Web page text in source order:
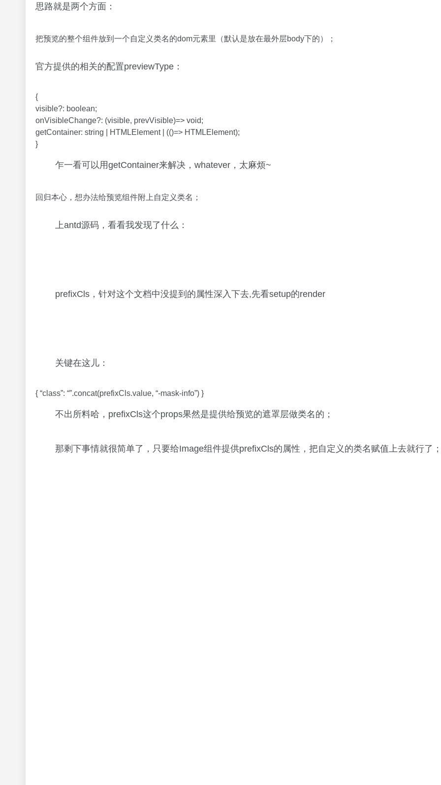
思路就是两个方面：
把预览的整个组件放到一个自定义类名的dom元素里（默认是放在最外层body下的）；
官方提供的相关的配置previewType：
{
visible?: boolean;
onVisibleChange?: (visible, prevVisible)=> void;
getContainer: string | HTMLElement | (()=> HTMLElement);
}
乍一看可以用getContainer来解决，whatever，太麻烦~
回归本心，想办法给预览组件附上自定义类名；
上antd源码，看看我发现了什么：
prefixCls，针对这个文档中没提到的属性深入下去,先看setup的render
关键在这儿：
{ “class”: “”.concat(prefixCls.value, “-mask-info”) }
不出所料哈，prefixCls这个props果然是提供给预览的遮罩层做类名的；
那剩下事情就很简单了，只要给Image组件提供prefixCls的属性，把自定义的类名赋值上去就行了